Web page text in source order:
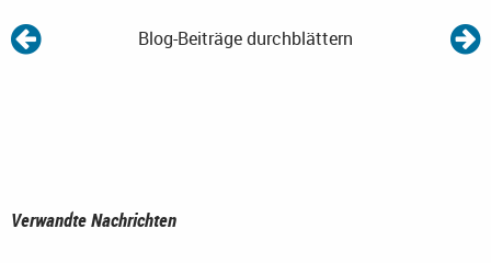
Blog-Beiträge durchblättern
Verwandte Nachrichten